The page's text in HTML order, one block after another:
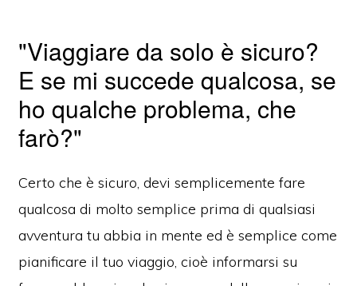
"Viaggiare da solo è sicuro?
E se mi succede qualcosa, se
ho qualche problema, che
farò?"
Certo che è sicuro, devi semplicemente fare
qualcosa di molto semplice prima di qualsiasi
avventura tu abbia in mente ed è semplice come
pianificare il tuo viaggio, cioè informarsi su